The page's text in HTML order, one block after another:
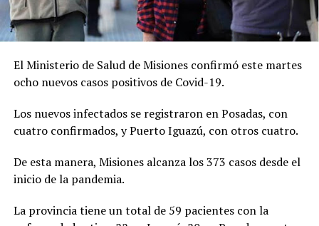
El Ministerio de Salud de Misiones confirmó este martes
ocho nuevos casos positivos de Covid-19.
Los nuevos infectados se registraron en Posadas, con
cuatro confirmados, y Puerto Iguazú, con otros cuatro.
De esta manera, Misiones alcanza los 373 casos desde el
inicio de la pandemia.
La provincia tiene un total de 59 pacientes con la